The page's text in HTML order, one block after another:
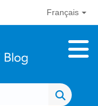
Français